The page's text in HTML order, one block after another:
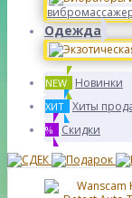
Одежда
NEW Новинки
ХИТ Хиты
% Скидки